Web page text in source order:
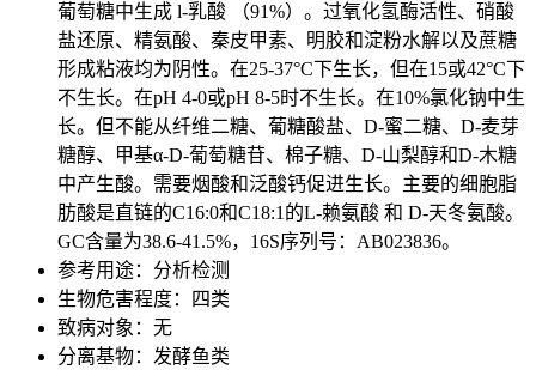
葡萄糖中生成 l-乳酸 （91%）。过氧化氢酶活性、硝酸
盐还原、精氨酸、秦皮甲素、明胶和淀粉水解以及蔗糖
形成粘液均为阴性。在25-37°C下生长，但在15或42°C下
不生长。在pH 4-0或pH 8-5时不生长。在10%氯化钠中生
长。但不能从纤维二糖、葡糖酸盐、D-蜜二糖、D-麦芽
糖醇、甲基α-D-葡萄糖苷、棉子糖、D-山梨醇和D-木糖
中产生酸。需要烟酸和泛酸钙促进生长。主要的细胞脂
肪酸是直链的C16:0和C18:1的L-赖氨酸 和 D-天冬氨酸。
GC含量为38.6-41.5%，16S序列号：AB023836。
参考用途：分析检测
生物危害程度：四类
致病对象：无
分离基物：发酵鱼类